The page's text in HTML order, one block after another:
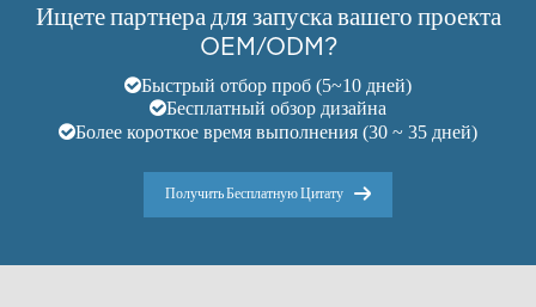
Ищете партнера для запуска вашего проекта
OEM/ODM?
Быстрый отбор проб (5~10 дней)
Бесплатный обзор дизайна
Более короткое время выполнения (30 ~ 35 дней)
Получить Бесплатную Цитату